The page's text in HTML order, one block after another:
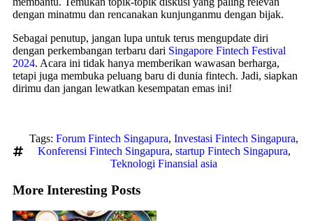
dengan minatmu dan rencanakan kunjunganmu dengan bijak.
Sebagai penutup, jangan lupa untuk terus mengupdate diri
dengan perkembangan terbaru dari Singapore Fintech Festival
2024. Acara ini tidak hanya memberikan wawasan berharga,
tetapi juga membuka peluang baru di dunia fintech. Jadi, siapkan
dirimu dan jangan lewatkan kesempatan emas ini!
Tags: Forum Fintech Singapura, Investasi Fintech Singapura,
Konferensi Fintech Singapura, startup Fintech Singapura,
Teknologi Finansial asia
More Interesting Posts